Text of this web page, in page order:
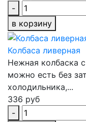
-
в корзину
Колбаса ливерная
Нежная колбаска
можно есть без
холодильника,...
336 руб
-